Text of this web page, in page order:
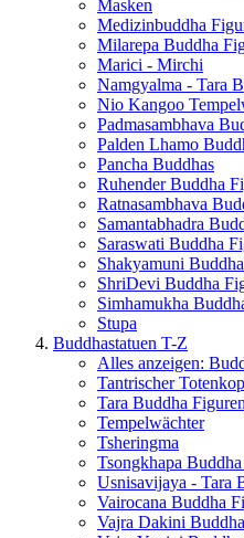
Masken
Medizinbuddha
Milarepa Buddha
Marici - Mirchi
Namgyalma - Tara
Nio Kangoo
Padmasambhava
Palden Lhamo
Pancha Buddhas
Ruhender Buddha
Ratnasambhava
Samantabhadra
Saraswati Buddha
Shakyamuni
ShriDevi Buddha
Simhamukha
Stupa
Buddhastatuen T-Z
Alles anzeigen:
Tantrischer
Tara Buddha Figuren
Tempelwächter
Tsheringma
Tsongkhapa
Usnisavijaya - Tara
Vairocana Buddha
Vajra Dakini